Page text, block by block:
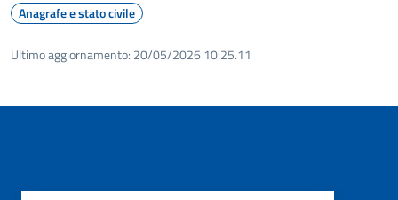
Anagrafe e stato civile
Ultimo aggiornamento: 20/05/2026 10:25.11